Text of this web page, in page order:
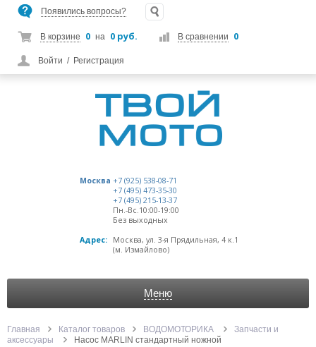
Появились вопросы?
В корзине 0 на 0 руб. В сравнении 0
Войти / Регистрация
Москва +7 (925) 538-08-71
+7 (495) 473-35-30
+7 (495) 215-13-37
Пн.-Вс.10:00-19:00
Без выходных
Адрес:
Москва, ул. 3-я Прядильная, 4 к.1
(м. Измайлово)
Меню
Главная Каталог товаров ВОДОМОТОРИКА
Запчасти и
аксессуары
Насос MARLIN стандартный ножной